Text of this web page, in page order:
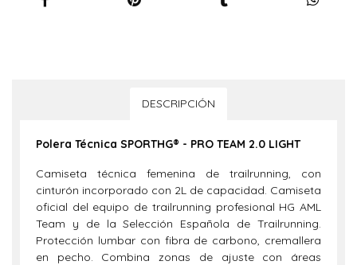
DESCRIPCIÓN
Polera Técnica SPORTHG® - PRO TEAM 2.0 LIGHT
Camiseta técnica femenina de trailrunning, con
cinturón incorporado con 2L de capacidad. Camiseta
oficial del equipo de trailrunning profesional HG AML
Team y de la Selección Española de Trailrunning.
Protección lumbar con fibra de carbono, cremallera
en pecho. Combina zonas de ajuste con áreas